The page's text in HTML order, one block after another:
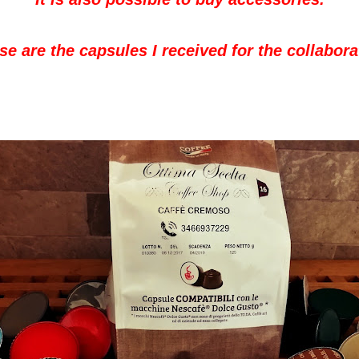
are the capsules I received for the